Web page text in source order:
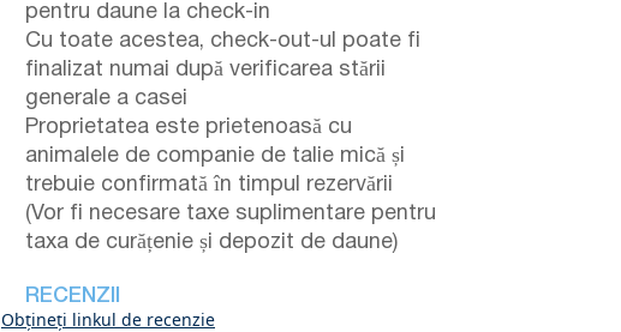
pentru daune la check-in
Cu toate acestea, check-out-ul poate fi
finalizat numai după verificarea stării
generale a casei
Proprietatea este prietenoasă cu
animalele de companie de talie mică și
trebuie confirmată în timpul rezervării
(Vor fi necesare taxe suplimentare pentru
taxa de curățenie și depozit de daune)
RECENZII
Obțineți linkul de recenzie